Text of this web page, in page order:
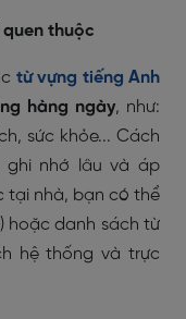
thuộc
từ vựng tiếng Anh
hàng ngày, như:
sức khỏe... Cách
ghi nhớ lâu và áp
tại nhà, bạn có thể
hoặc danh sách từ
hệ thống và trực